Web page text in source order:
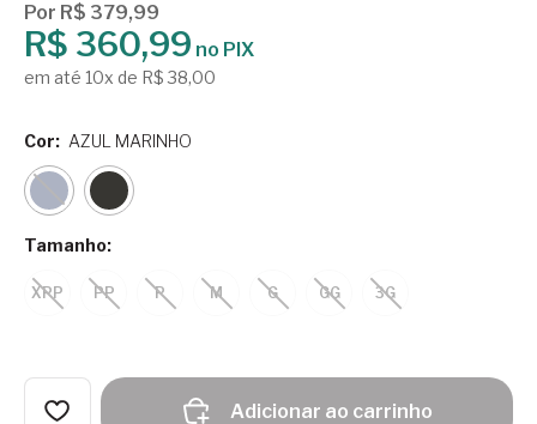
Por R$ 379,99
R$ 360,99 no PIX
em até 10x de R$ 38,00
Tamanho:
XPP PP P M G GG 3G
Cor: AZUL MARINHO
Adicionar ao carrinho